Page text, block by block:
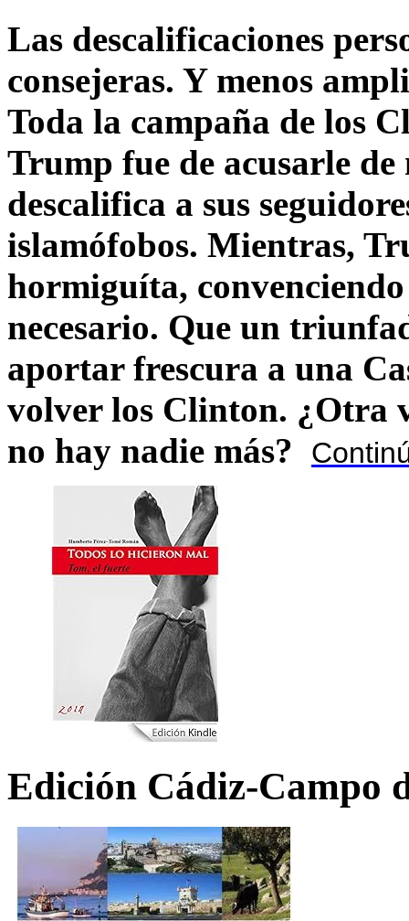
Las descalificaciones
consejeras. Y menos
Toda la campaña de los
Trump fue de acusarle
descalifica a sus
islamófobos. Mientras,
hormiguíta,
necesario. Que un
aportar frescura a una
volver los Clinton. ¿Otra
no hay nadie más?
Edición Cádiz-Campo